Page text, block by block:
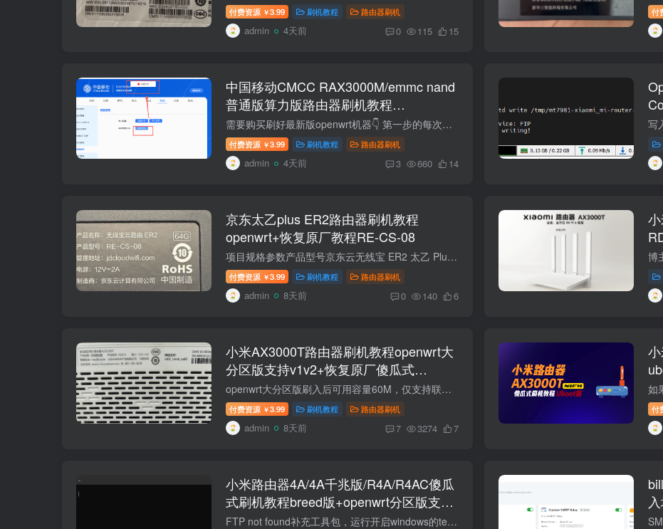
付费资源 ￥3.99 刷机教程 路由器刷机
admin 4天前 0 115 15
付
中国移动CMCC RAX3000M/emmc nand
普通版算力版路由器刷机教程
openwrt+恢复原厂
需要购买刷好最新版openwrt机器👇 第一步的每次解锁SSH导入文件时候，断网状态，刷新后台页面再导入。先导出试试，如果导出失败的，原厂已经禁用导入导出功能了。只能拆机TTL刷机。https://www....
付费资源 ￥3.99 刷机教程 路由器刷机
admin 4天前 3 660 14
京东太乙plus ER2路由器刷机教程
openwrt+恢复原厂教程RE-CS-08
项目规格参数产品型号京东云无线宝 ER2 太乙 Plus（64G 版）产品类型有线路由器（弱电箱神器，纯有线主路由）处理器高通 IPQ5322 四核处理器内存 / 存储2GB DDR4 内存 + 64GB eMMC 闪存2.5G 网...
付费资源 ￥3.99 刷机教程 路由器刷机
admin 8天前 0 140 6
小米AX3000T路由器刷机教程openwrt大
分区版支持v1v2+恢复原厂傻瓜式
RD03/RD23
openwrt大分区版刷入后可用容量60M，仅支持联发科版本以及国际版，不支持高通版 联发科版本SN：49850开头。高通版本SN:64594开头。教程支持国际版RD23(V1) 如果想要uboot分区版，可以点击下方查...
付费资源 ￥3.99 刷机教程 路由器刷机
admin 8天前 7 3274 7
付
小米路由器4A/4A千兆版/R4A/R4AC傻瓜
式刷机教程breed版+openwrt分区版支持
V1V2+恢复原厂教程
FTP not found补充工具包，运行开启windows的telnet功能即可。https://wwbtk.lanzouq.com/iMg5g3o7pp2h 视频重制了，工具包也更新了，不会出现个别的无限重启。 两种刷机方式！推荐使用openwrt...